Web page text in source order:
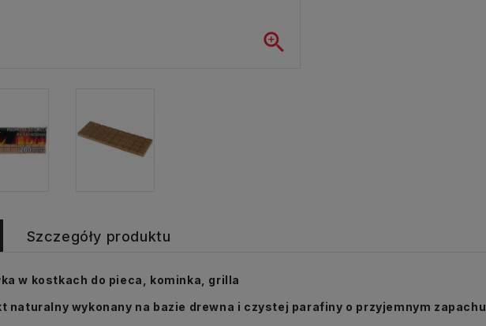

Szczegóły produktu
w kostkach do pieca, kominka, grilla
naturalny wykonany na bazie drewna i czystej parafiny o przyjemnym zapachu